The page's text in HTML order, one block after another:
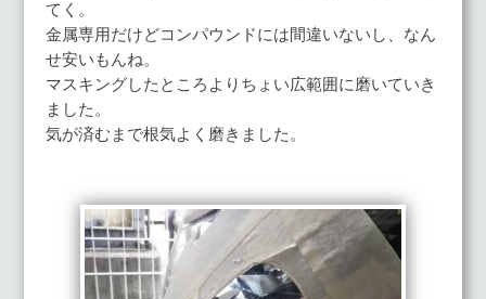
てく。
金属専用だけどコンパウンドには間違いないし、なん
せ安いもんね。
マスキングしたところよりちょい広範囲に磨いていき
ました。
気が済むまで根気よく磨きました。